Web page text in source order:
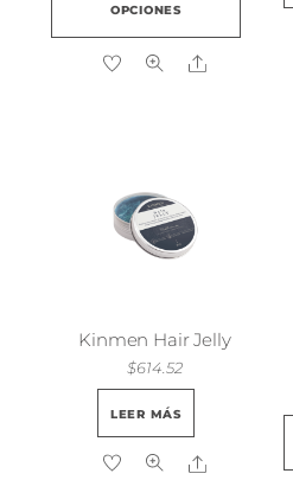
OPCIONES
Share
Kinmen Hair Jelly
$614.52
LEER MÁS
Share